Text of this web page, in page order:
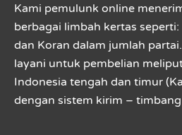
Kami pemulunk online
berbagai limbah kertas seperti:
dan Koran dalam jumlah
layani untuk pembelian
Indonesia tengah dan timur
dengan sistem kirim –